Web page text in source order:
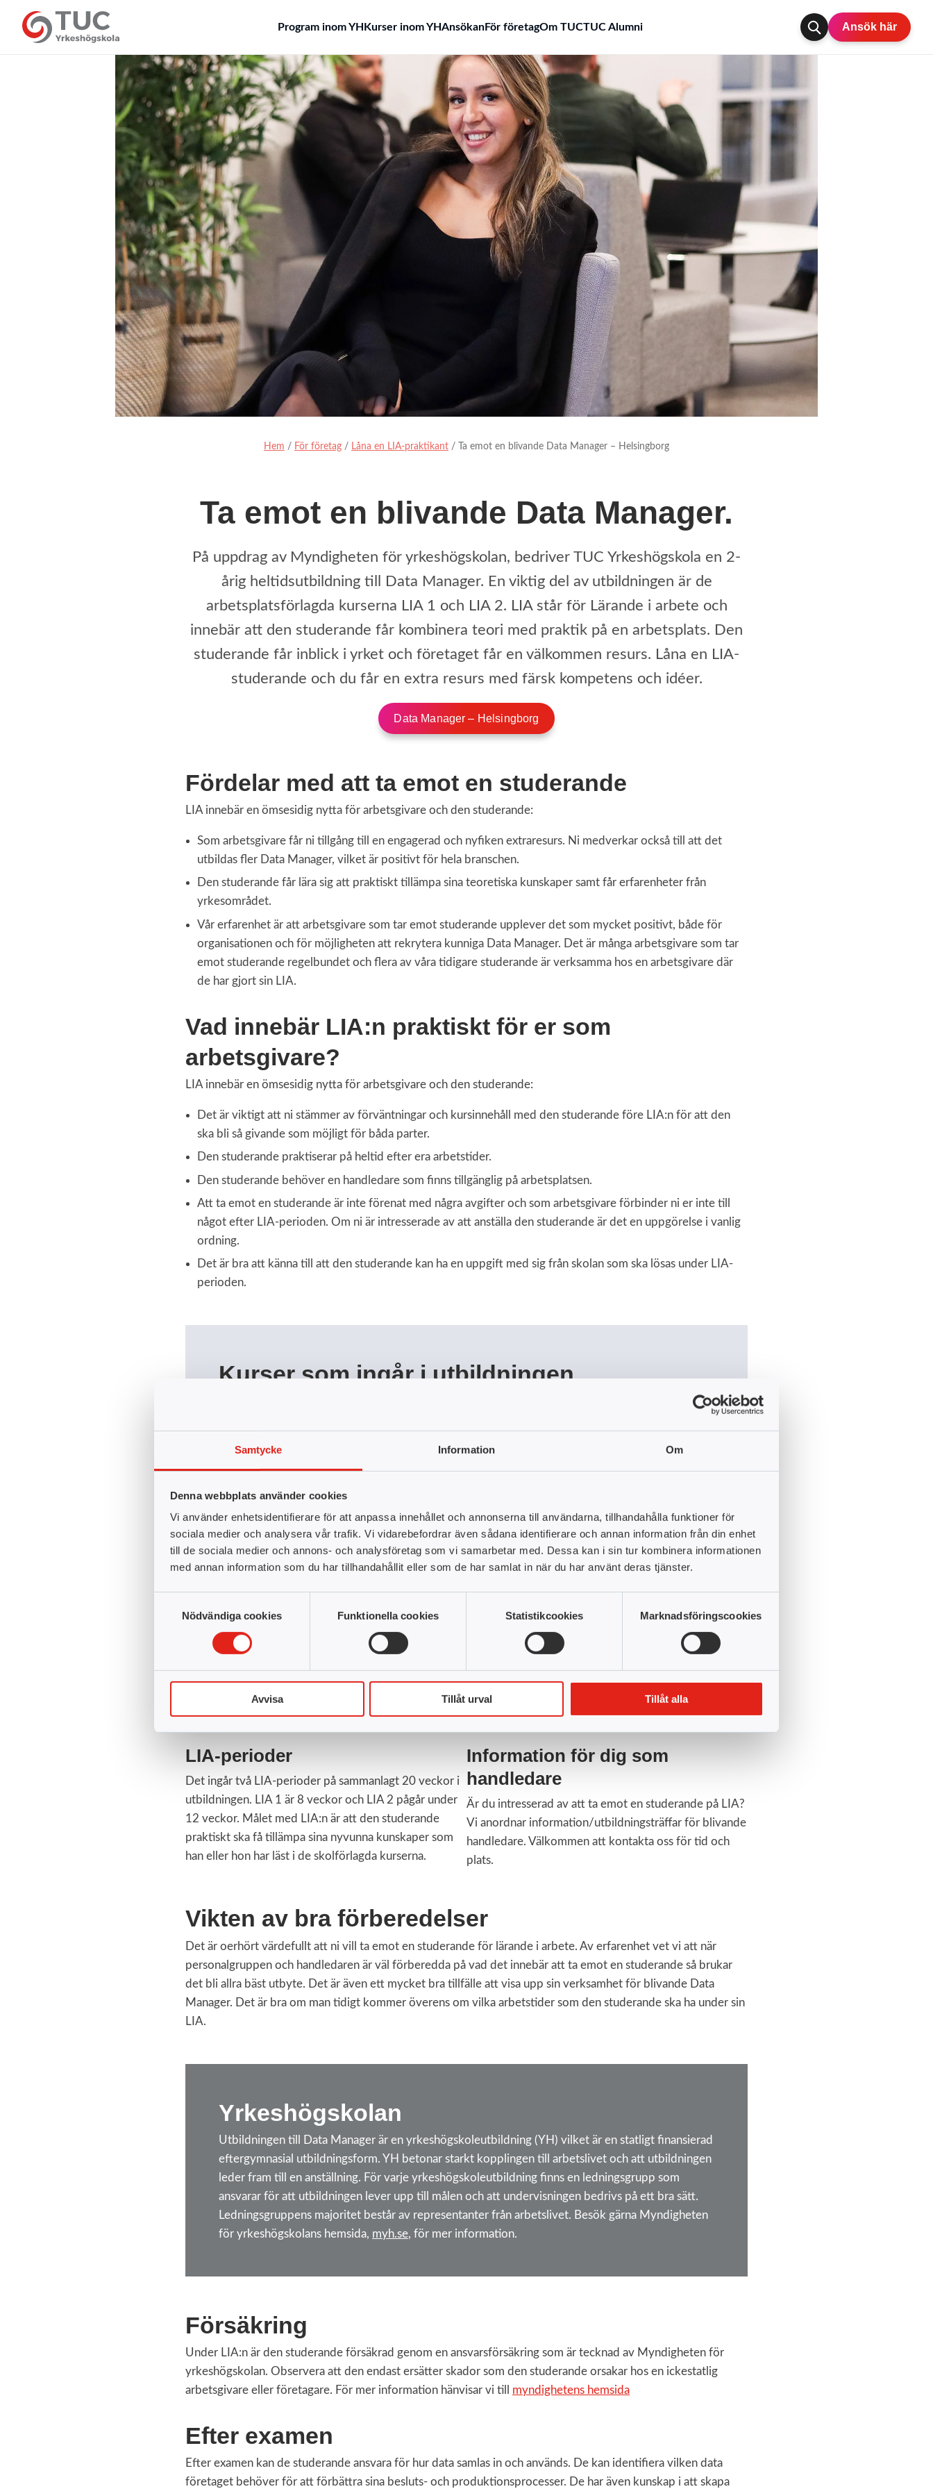
Samtycke Information Om
Denna webbplats använder cookies
Vi använder enhetsidentifierare för att anpassa innehållet och annonserna till användarna, tillhandahålla funktioner för
sociala medier och analysera vår trafik. Vi vidarebefordrar även sådana identifierare och annan information från din enhet
till de sociala medier och annons- och analysföretag som vi samarbetar med. Dessa kan i sin tur kombinera informationen
med annan information som du har tillhandahållit eller som de har samlat in när du har använt deras tjänster.
Nödvändiga cookies
Funktionella cookies Statistikcookies Marknadsföringscookies
Avvisa Tillåt urval Tillåt alla
Program inom YHKurser inom YHAnsökanFör företagOm TUCTUC Alumni Ansök här
Hem / För företag / Låna en LIA-praktikant / Ta emot en blivande Data Manager – Helsingborg
Ta emot en blivande Data Manager.
På uppdrag av Myndigheten för yrkeshögskolan, bedriver TUC Yrkeshögskola en 2-
årig heltidsutbildning till Data Manager. En viktig del av utbildningen är de
arbetsplatsförlagda kurserna LIA 1 och LIA 2. LIA står för Lärande i arbete och
innebär att den studerande får kombinera teori med praktik på en arbetsplats. Den
studerande får inblick i yrket och företaget får en välkommen resurs. Låna en LIA-
studerande och du får en extra resurs med färsk kompetens och idéer.
Data Manager – Helsingborg
Fördelar med att ta emot en studerande
LIA innebär en ömsesidig nytta för arbetsgivare och den studerande:
Som arbetsgivare får ni tillgång till en engagerad och nyfiken extraresurs. Ni medverkar också till att det
utbildas fler Data Manager, vilket är positivt för hela branschen.
Den studerande får lära sig att praktiskt tillämpa sina teoretiska kunskaper samt får erfarenheter från
yrkesområdet.
Vår erfarenhet är att arbetsgivare som tar emot studerande upplever det som mycket positivt, både för
organisationen och för möjligheten att rekrytera kunniga Data Manager. Det är många arbetsgivare som tar
emot studerande regelbundet och flera av våra tidigare studerande är verksamma hos en arbetsgivare där
de har gjort sin LIA.
Vad innebär LIA:n praktiskt för er som
arbetsgivare?
LIA innebär en ömsesidig nytta för arbetsgivare och den studerande:
Det är viktigt att ni stämmer av förväntningar och kursinnehåll med den studerande före LIA:n för att den
ska bli så givande som möjligt för båda parter.
Den studerande praktiserar på heltid efter era arbetstider.
Den studerande behöver en handledare som finns tillgänglig på arbetsplatsen.
Att ta emot en studerande är inte förenat med några avgifter och som arbetsgivare förbinder ni er inte till
något efter LIA-perioden. Om ni är intresserade av att anställa den studerande är det en uppgörelse i vanlig
ordning.
Det är bra att känna till att den studerande kan ha en uppgift med sig från skolan som ska lösas under LIA-
perioden.
Kurser som ingår i utbildningen
Att arbeta i projekt, 20 YH-p
Dataarkitektur, 25 YH-p
Databastyper, 25 YH-p
Datakvalitet, 25 YH-p
Datamodellering & design, 30 YH-p
Datastyrning, 30 YH-p
Datasäkerhet, 20 YH-p
LIA 2, 60 YH-p
Metadata & webbanalys, 30 YH-p
Statistik & dataanalys, 35 YH-p
LIA-perioder
Det ingår två LIA-perioder på sammanlagt 20 veckor i
utbildningen. LIA 1 är 8 veckor och LIA 2 pågår under
12 veckor. Målet med LIA:n är att den studerande
praktiskt ska få tillämpa sina nyvunna kunskaper som
han eller hon har läst i de skolförlagda kurserna.
Information för dig som
handledare
Är du intresserad av att ta emot en studerande på LIA?
Vi anordnar information/utbildningsträffar för blivande
handledare. Välkommen att kontakta oss för tid och
plats.
Vikten av bra förberedelser
Det är oerhört värdefullt att ni vill ta emot en studerande för lärande i arbete. Av erfarenhet vet vi att när
personalgruppen och handledaren är väl förberedda på vad det innebär att ta emot en studerande så brukar
det bli allra bäst utbyte. Det är även ett mycket bra tillfälle att visa upp sin verksamhet för blivande Data
Manager. Det är bra om man tidigt kommer överens om vilka arbetstider som den studerande ska ha under sin
LIA.
Yrkeshögskolan
Utbildningen till Data Manager är en yrkeshögskoleutbildning (YH) vilket är en statligt finansierad
eftergymnasial utbildningsform. YH betonar starkt kopplingen till arbetslivet och att utbildningen
leder fram till en anställning. För varje yrkeshögskoleutbildning finns en ledningsgrupp som
ansvarar för att utbildningen lever upp till målen och att undervisningen bedrivs på ett bra sätt.
Ledningsgruppens majoritet består av representanter från arbetslivet. Besök gärna Myndigheten
för yrkeshögskolans hemsida, myh.se, för mer information.
Försäkring
Under LIA:n är den studerande försäkrad genom en ansvarsförsäkring som är tecknad av Myndigheten för
yrkeshögskolan. Observera att den endast ersätter skador som den studerande orsakar hos en ickestatlig
arbetsgivare eller företagare. För mer information hänvisar vi till myndighetens hemsida
Efter examen
Efter examen kan de studerande ansvara för hur data samlas in och används. De kan identifiera vilken data
företaget behöver för att förbättra sina besluts- och produktionsprocesser. De har även kunskap i att skapa